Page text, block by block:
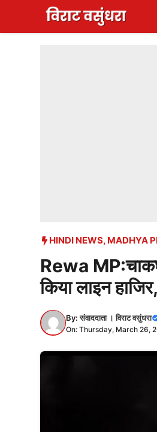
content
HINDI NEWS, MADHYA
Rewa
किया लाइन
By:संवाददाता । विराट वसुंधरा
On: Thursday, March 26,